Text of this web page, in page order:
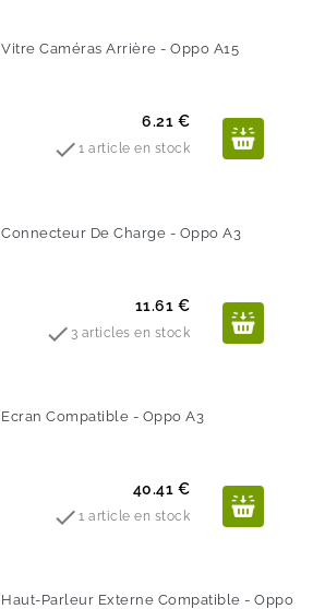
Vitre Caméras Arrière - Oppo A15
Prix
6.21 €
1 article en stock
Connecteur De Charge - Oppo A3
Prix
11.61 €
 3 articles en stock
Ecran Compatible - Oppo A3
Prix
40.41 €
1 article en stock
Haut-Parleur Externe Compatible - Oppo